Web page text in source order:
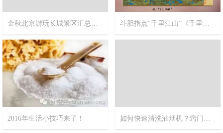
金秋北京游玩长城景区汇总精华帖【不止一个长城呦！】 斗胆指点“千里江山”《千里江山图》北宋宫廷画师王希孟作品
2016年生活小技巧来了！ 如何快速清洗油烟机？窍门网推荐您最新视频方法